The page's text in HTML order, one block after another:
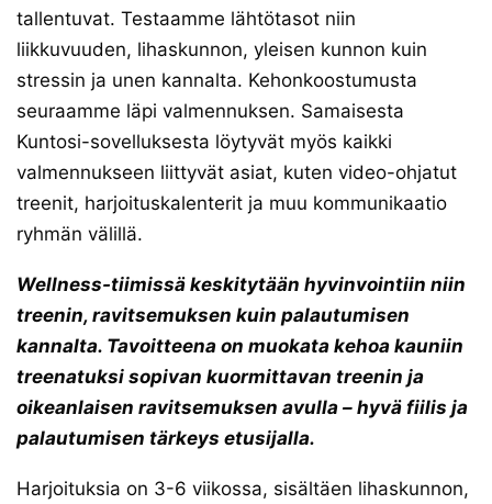
tallentuvat. Testaamme lähtötasot niin
liikkuvuuden, lihaskunnon, yleisen kunnon kuin
stressin ja unen kannalta. Kehonkoostumusta
seuraamme läpi valmennuksen. Samaisesta
Kuntosi-sovelluksesta löytyvät myös kaikki
valmennukseen liittyvät asiat, kuten video-ohjatut
treenit, harjoituskalenterit ja muu kommunikaatio
ryhmän välillä.
Wellness-tiimissä keskitytään hyvinvointiin niin
treenin, ravitsemuksen kuin palautumisen
kannalta. Tavoitteena on muokata kehoa kauniin
treenatuksi sopivan kuormittavan treenin ja
oikeanlaisen ravitsemuksen avulla – hyvä fiilis ja
palautumisen tärkeys etusijalla.
Harjoituksia on 3-6 viikossa, sisältäen lihaskunnon,